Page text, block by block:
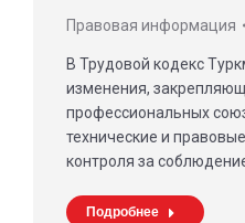
Правовая информация
В Трудовой кодекс
изменения,
профессиональных
технические и
контроля за
Подробнее